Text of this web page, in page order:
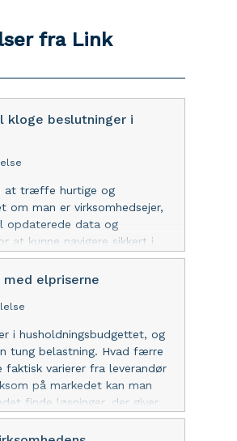
fra Link
kloge beslutninger i
at træffe hurtige og
om man er virksomhedsejer,
opdaterede data og
at kunne navigere sikkert i
at opnå dette overblik
som samler
man hurtigt og nemt finde
Data der skaber
– det er et indblik i
Hos Virmo.dk kan man
situation og samtidig
Det gør det lettere
elpriserne
i husholdningsbudgettet, og
tung belastning. Hvad færre
faktisk varierer fra leverandør
på markedet kan man
finde løsninger, der giver
kan selv små
at frigøre penge til andre